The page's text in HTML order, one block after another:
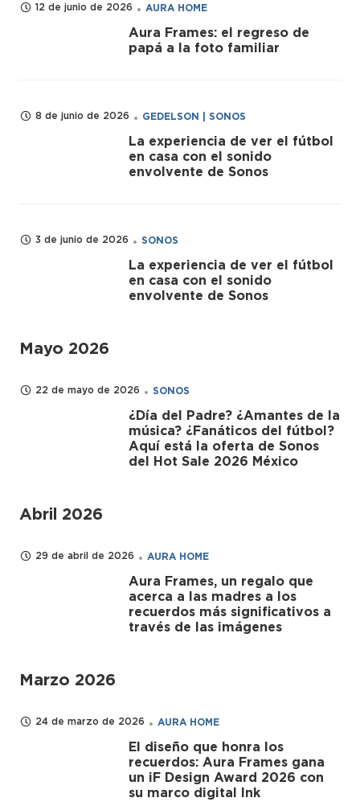
12 de junio de 2026 AURA HOME
Aura Frames: el regreso de
papá a la foto familiar
8 de junio de 2026 GEDELSON | SONOS
La experiencia de ver el fútbol
en casa con el sonido
envolvente de Sonos
3 de junio de 2026 SONOS
La experiencia de ver el fútbol
en casa con el sonido
envolvente de Sonos
Mayo 2026
22 de mayo de 2026 SONOS
¿Día del Padre? ¿Amantes de la
música? ¿Fanáticos del fútbol?
Aquí está la oferta de Sonos
del Hot Sale 2026 México
Abril 2026
29 de abril de 2026 AURA HOME
Aura Frames, un regalo que
acerca a las madres a los
recuerdos más significativos a
través de las imágenes
Marzo 2026
24 de marzo de 2026 AURA HOME
El diseño que honra los
recuerdos: Aura Frames gana
un iF Design Award 2026 con
su marco digital Ink